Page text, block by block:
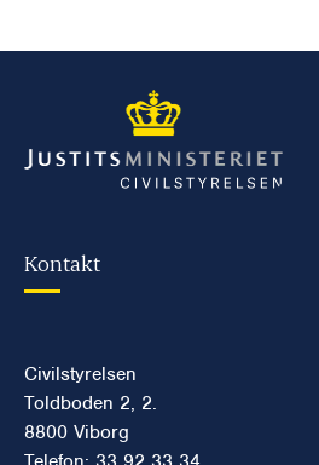
Kontakt
Civilstyrelsen
Toldboden 2, 2.
8800 Viborg